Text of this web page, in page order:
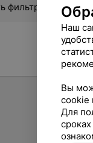
фильтры
Наш
Вы
cookie
Для